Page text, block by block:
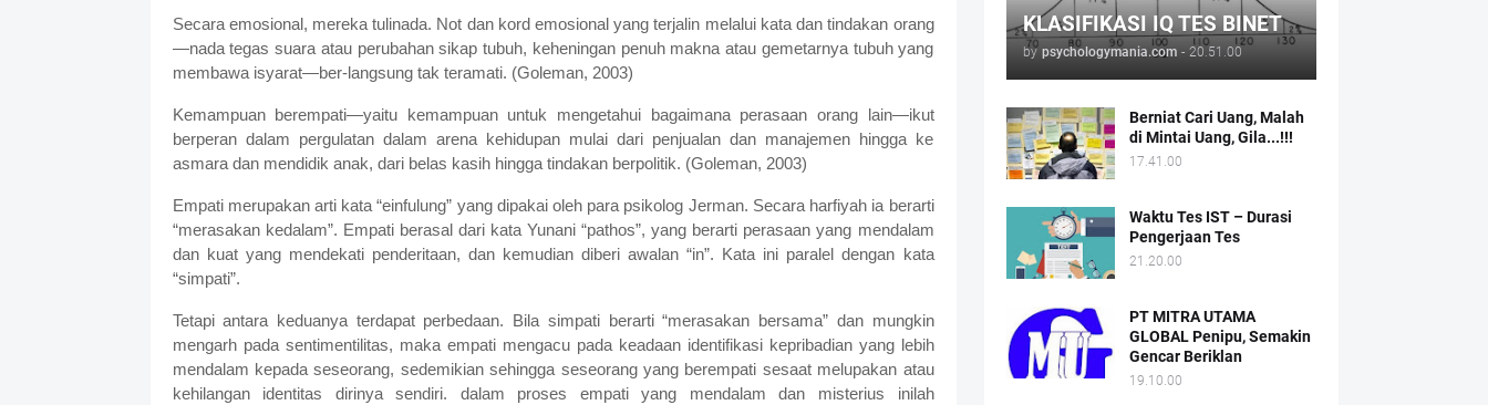
Secara emosional, mereka tulinada. Not dan kord emosional yang terjalin melalui kata dan tindakan orang
—nada tegas suara atau perubahan sikap tubuh, keheningan penuh makna atau gemetarnya tubuh yang
membawa isyarat—ber-langsung tak teramati. (Goleman, 2003)
Kemampuan berempati—yaitu kemampuan untuk mengetahui bagaimana perasaan orang lain—ikut
berperan dalam pergulatan dalam arena kehidupan mulai dari penjualan dan manajemen hingga ke
asmara dan mendidik anak, dari belas kasih hingga tindakan berpolitik. (Goleman, 2003)
Empati merupakan arti kata “einfulung” yang dipakai oleh para psikolog Jerman. Secara harfiyah ia berarti
“merasakan kedalam”. Empati berasal dari kata Yunani “pathos”, yang berarti perasaan yang mendalam
dan kuat yang mendekati penderitaan, dan kemudian diberi awalan “in”. Kata ini paralel dengan kata
“simpati”.
Tetapi antara keduanya terdapat perbedaan. Bila simpati berarti “merasakan bersama” dan mungkin
mengarh pada sentimentilitas, maka empati mengacu pada keadaan identifikasi kepribadian yang lebih
mendalam kepada seseorang, sedemikian sehingga seseorang yang berempati sesaat melupakan atau
kehilangan identitas dirinya sendiri. dalam proses empati yang mendalam dan misterius inilah
KLASIFIKASI IQ TES BINET
by psychologymania.com - 20.51.00
Berniat Cari Uang, Malah
di Mintai Uang, Gila...!!!
17.41.00
Waktu Tes IST – Durasi
Pengerjaan Tes
21.20.00
PT MITRA UTAMA
GLOBAL Penipu, Semakin
Gencar Beriklan
19.10.00